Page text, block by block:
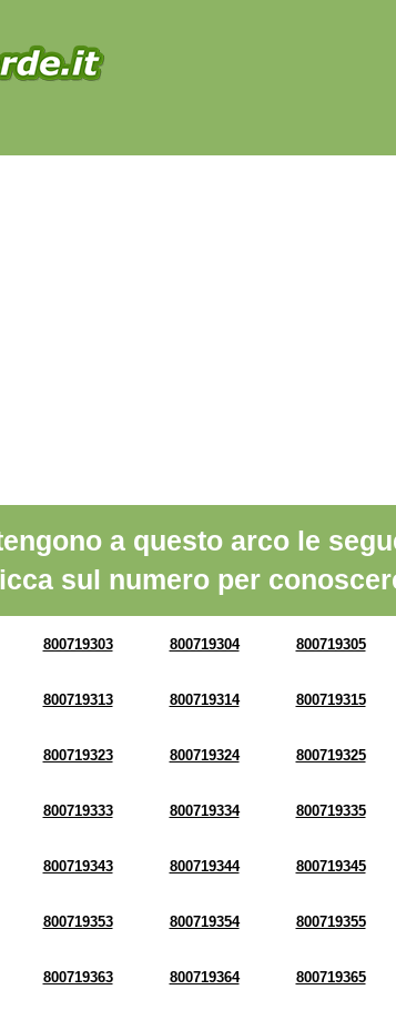
a questo arco le
sul numero per
800719303 800719304 800719305
800719313 800719314 800719315
800719323 800719324 800719325
800719333 800719334 800719335
800719343 800719344 800719345
800719353 800719354 800719355
800719363 800719364 800719365